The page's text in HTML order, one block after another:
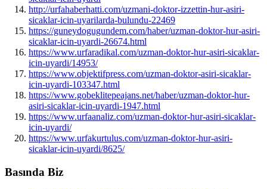
http://urfahaberhatti.com/uzmani-doktor-izzettin-hur-asiri-
sicaklar-icin-uyarilarda-bulundu-22469
https://guneydogugundem.com/haber/uzman-doktor-hur-asiri-
sicaklar-icin-uyardi-26674.html
https://www.urfaradikal.com/uzman-doktor-hur-asiri-sicaklar-
icin-uyardi/14953/
https://www.objektifpress.com/uzman-doktor-asiri-sicaklar-
icin-uyardi-103347.html
https://www.gobeklitepeajans.net/haber/uzman-doktor-hur-
asiri-sicaklar-icin-uyardi-1947.html
https://www.urfaanaliz.com/uzman-doktor-hur-asiri-sicaklar-
icin-uyardi/
https://www.urfakurtulus.com/uzman-doktor-hur-asiri-
sicaklar-icin-uyardi/8625/
Basında Biz